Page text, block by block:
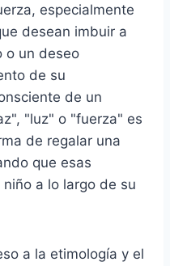
especialmente
desean imbuir a
o un deseo
de su
de un
"luz" o "fuerza" es
de regalar una
que esas
a lo largo de su
a la etimología y el